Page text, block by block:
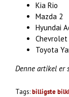
Kia Rio
Mazda 2
Hyundai
Chevrolet
Toyota
Denne artikel er
Tags:billigste